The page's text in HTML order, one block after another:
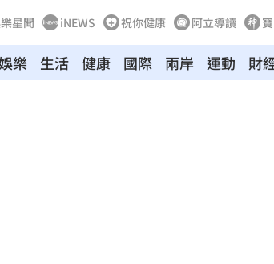
星聞 iNEWS 祝你健康 阿立導讀
樂 生活 健康 國際 兩岸 運動 財